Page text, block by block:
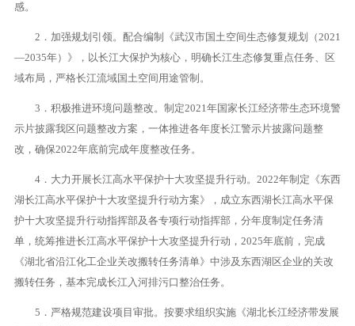
感。
2．加强规划引领。配合编制《武汉市国土空间生态修复规划（2021
—2035年）》，以长江大保护为核心，明确长江生态修复重点任务、区
域布局，严格长江流域国土空间用途管制。
3．积极推进环境问题整改。制定2021年国家长江经济带生态环境警
示片披露我区问题整改方案，一体推进各年度长江警示片披露问题整
改，确保2022年底前完成年度整改任务。
4．大力开展长江高水平保护十大攻坚提升行动。2022年制定《东西
湖长江高水平保护十大攻坚提升行动方案》，成立东西湖长江高水平保
护十大攻坚提升行动指挥部及各专项行动指挥部，分年度制定任务清
单，统筹推进长江高水平保护十大攻坚提升行动，2025年底前，完成
《湖北省沿江化工企业关改搬转任务清单》中涉及东西湖区企业的关改
搬转任务，基本完成长江入河排污口整治任务。
5．严格规范建设项目审批。按要求组织实施《湖北长江经济带发展